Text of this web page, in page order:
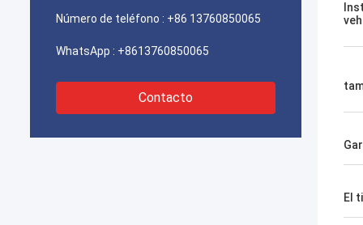
Número de teléfono : +86 13760850065
WhatsApp : +8613760850065
Contacto
El